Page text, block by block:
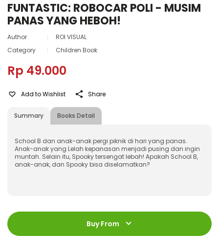
FUNTASTIC: ROBOCAR POLI - MUSIM
PANAS YANG HEBOH!
Author :
ROI VISUAL
Category
: Children Book
Rp 49.000
Summary Books Detail
Add to Wishlist Share
School B dan anak-anak pergi piknik di hari yang panas.
Anak-anak yang Lelah kepanasan menjadi pusing dan ingin
muntah. Selain itu, Spooky tersengat lebah! Apakah School B,
anak-anak, dan Spooky bisa diselamatkan?
ISBN :
978-623-03-1718-7
32 halaman
Buy From